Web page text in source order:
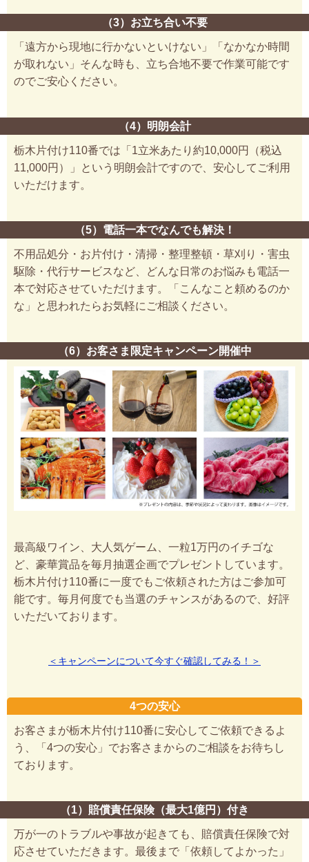
（3）お立ち合い不要
「遠方から現地に行かないといけない」「なかなか時間
が取れない」そんな時も、立ち合地不要で作業可能です
のでご安心ください。
（4）明朗会計
栃木片付け110番では「1立米あたり約10,000円（税込
11,000円）」という明朗会計ですので、安心してご利用
いただけます。
（5）電話一本でなんでも解決！
不用品処分・お片付け・清掃・整理整頓・草刈り・害虫
駆除・代行サービスなど、どんな日常のお悩みも電話一
本で対応させていただけます。「こんなこと頼めるのか
な」と思われたらお気軽にご相談ください。
（6）お客さま限定キャンペーン開催中
最高級ワイン、大人気ゲーム、一粒1万円のイチゴな
ど、豪華賞品を毎月抽選企画でプレゼントしています。
栃木片付け110番に一度でもご依頼された方はご参加可
能です。毎月何度でも当選のチャンスがあるので、好評
いただいております。
＜キャンペーンについて今すぐ確認してみる！＞
4つの安心
お客さまが栃木片付け110番に安心してご依頼できるよ
う、「4つの安心」でお客さまからのご相談をお待ちし
ております。
（1）賠償責任保険（最大1億円）付き
万が一のトラブルや事故が起きても、賠償責任保険で対
応させていただきます。最後まで「依頼してよかった」